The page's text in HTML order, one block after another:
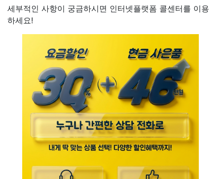
세부적인 사항이 궁금하시면 인터넷플랫폼 콜센터를 이용
하세요!